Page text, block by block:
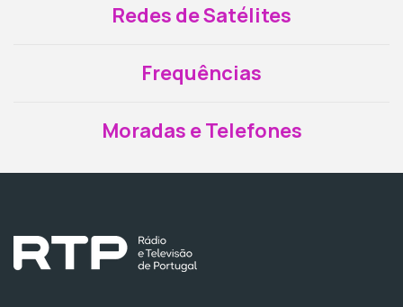
Redes de Satélites
Frequências
Moradas e Telefones